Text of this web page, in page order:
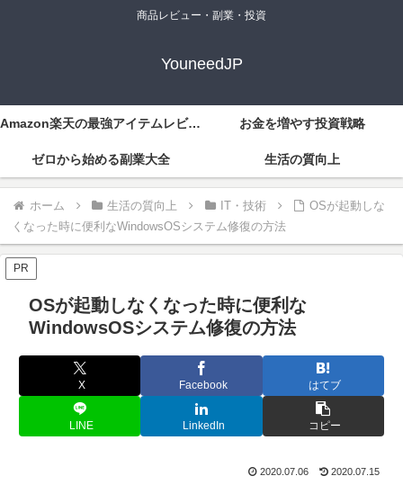
商品レビュー・副業・投資
YouneedJP
Amazon楽天の最強アイテムレビュー お金を増やす投資戦略
ゼロから始める副業大全 生活の質向上
ホーム 生活の質向上 IT・技術
OSが起動しな
くなった時に便利なWindowsOSシステム修復の方法
PR
OSが起動しなくなった時に便利な
WindowsOSシステム修復の方法
X Facebook はてブ
LINE LinkedIn コピー
2020.07.06 2020.07.15